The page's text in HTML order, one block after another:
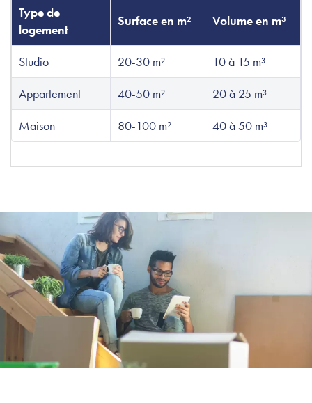
Type de
logement
Surface en m² Volume en m³
Studio 20-30 m²
10 à 15 m³
Appartement
40-50 m²
20 à 25 m³
Maison
80-100 m² 40 à 50 m³